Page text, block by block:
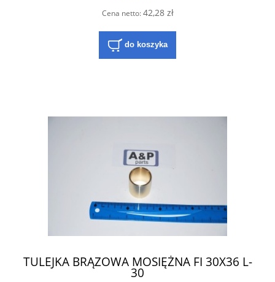
Cena netto:42,28 zł
do koszyka
TULEJKA BRĄZOWA MOSIĘŻNA FI 30X36 L-
30